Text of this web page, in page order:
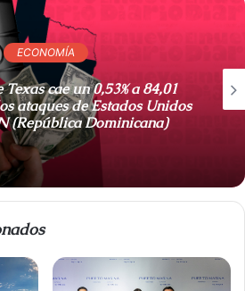
o
w
b
ECONOMÍA
cae un 0,53% a 84,01
ataques de Estados Unidos
(República Dominicana)